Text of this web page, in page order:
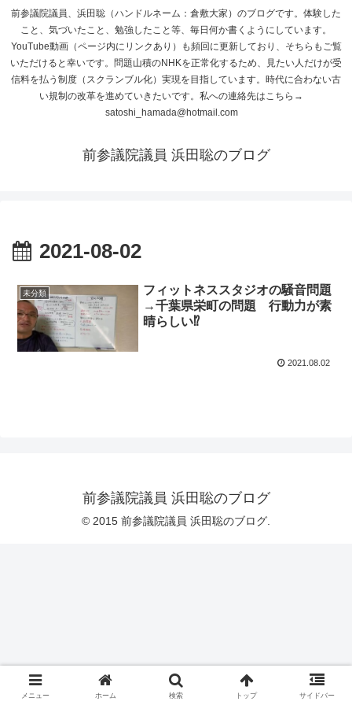
前参議院議員、浜田聡（ハンドルネーム：倉敷大家）のブログです。体験した
こと、気づいたこと、勉強したこと等、毎日何か書くようにしています。
YouTube動画（ページ内にリンクあり）も頻回に更新しており、そちらもご覧
いただけると幸いです。問題山積のNHKを正常化するため、見たい人だけが受
信料を払う制度（スクランブル化）実現を目指しています。時代に合わない古
い規制の改革を進めていきたいです。私への連絡先はこちら→
satoshi_hamada@hotmail.com
前参議院議員 浜田聡のブログ
2021-08-02
未分類
フィットネススタジオの騒音問題
→千葉県栄町の問題 行動力が素
晴らしい⁉
2021.08.02
前参議院議員 浜田聡のブログ
© 2015 前参議院議員 浜田聡のブログ.
メニュー ホーム 検索 トップ サイドバー